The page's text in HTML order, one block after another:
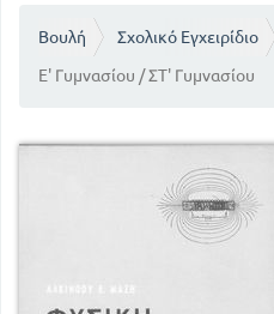
Βουλή
Σχολικό Εγχειρίδιο
Ε' Γυμνασίου / ΣΤ' Γυμνασίου